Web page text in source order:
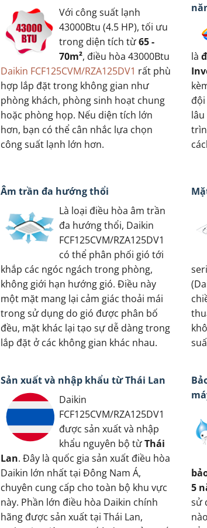
Với công suất lạnh
43000Btu (4.5 HP), tối ưu
trong diện tích từ65 -
70m², điều hòa 43000Btu
Daikin FCF125CVM/RZA125DV1 rất phù
hợp lắp đặt trong không gian như
phòng khách, phòng sinh hoạt chung
hoặc phòng họp. Nếu diện tích lớn
hơn, bạn có thể cân nhắc lựa chọn
công suất lạnh lớn hơn.
là
Âm trần đa hướng thổi
Là loại điều hòa âm trần
đa hướng thổi, Daikin
FCF125CVM/RZA125DV1
có thể phân phối gió tới
khắp các ngóc ngách trong phòng,
không giới hạn hướng gió. Điều này
một mặt mang lại cảm giác thoải mái
trong sử dụng do gió được phân bố
đều, mặt khác lại tạo sự dễ dàng trong
lắp đặt ở các không gian khác nhau.
Sản xuất và nhập khẩu từ Thái Lan
Daikin
FCF125CVM/RZA125DV1
được sản xuất và nhập
khẩu nguyên bộ từThái
Lan. Đây là quốc gia sản xuất điều hòa
Daikin lớn nhất tại Đông Nam Á,
chuyên cung cấp cho toàn bộ khu vực
này. Phần lớn điều hòa Daikin chính
hãng được sản xuất tại Thái Lan,
5
sử